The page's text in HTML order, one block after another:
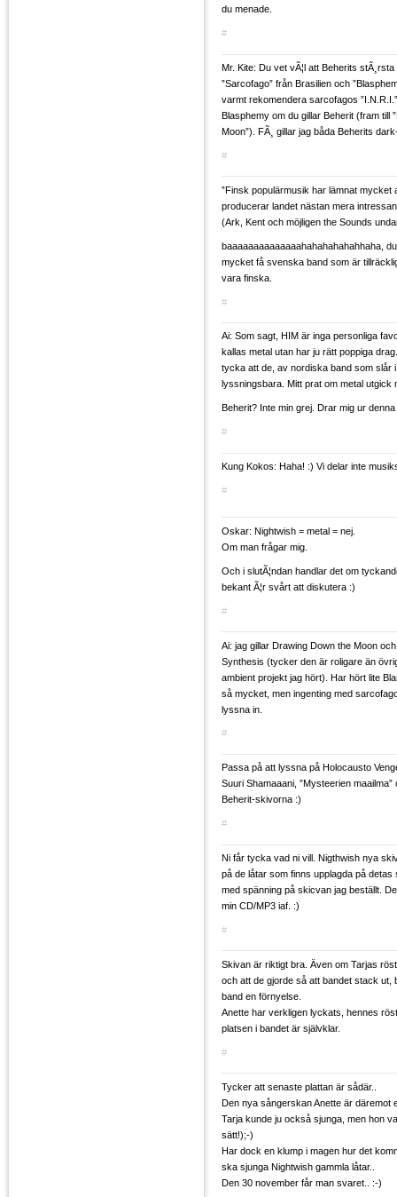
du menade.
#
Mr. Kite: Du vet vÃ¦l att Beherits
”Sarcofago” från Brasilien och
varmt rekomendera sarcofagos
Blasphemy om du gillar Beherit (fram till
Moon”). FÃ¸ gillar jag båda Beherits
#
”Finsk populärmusik har lämnat mycket
producerar landet nästan mera
(Ark, Kent och möjligen the Sounds
baaaaaaaaaaaaaahahahahahahhaha,
mycket få svenska band som är
vara finska.
#
Ai: Som sagt, HIM är inga personliga
kallas metal utan har ju rätt poppiga
tycka att de, av nordiska band som slår
lyssningsbara. Mitt prat om metal
Beherit? Inte min grej. Drar mig ur
#
Kung Kokos: Haha! :) Vi delar inte
#
Oskar: Nightwish = metal = nej.
Om man frågar mig.
Och i slutÃ¦ndan handlar det om
bekant Ã¦r svårt att diskutera :)
#
Ai: jag gillar Drawing Down the Moon
Synthesis (tycker den är roligare än
ambient projekt jag hört). Har hört lite
så mycket, men ingenting med
lyssna in.
#
Passa på att lyssna på Holocausto
Suuri Shamaaani, ”Mysteerien
Beherit-skivorna :)
#
Ni får tycka vad ni vill. Nigthwish nya
på de låtar som finns upplagda på detas
med spänning på skicvan jag beställt.
min CD/MP3 iaf. :)
#
Skivan är riktigt bra. Även om Tarjas
och att de gjorde så att bandet stack ut,
band en förnyelse.
Anette har verkligen lyckats, hennes
platsen i bandet är självklar.
#
Tycker att senaste plattan är sådär..
Den nya sångerskan Anette är däremot
Tarja kunde ju också sjunga, men hon
sätt!);-)
Har dock en klump i magen hur det
ska sjunga Nightwish gammla låtar..
Den 30 november får man svaret.. :-)